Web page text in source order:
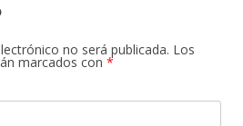
no será publicada. Los
marcados con *